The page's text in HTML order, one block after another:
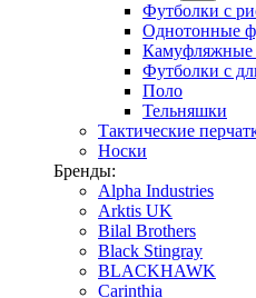
Футболки с
Однотонные
Камуфляжные
Футболки с
Поло
Тельняшки
Тактические
Носки
Бренды:
Alpha Industries
Arktis UK
Bilal Brothers
Black Stingray
BLACKHAWK
Carinthia